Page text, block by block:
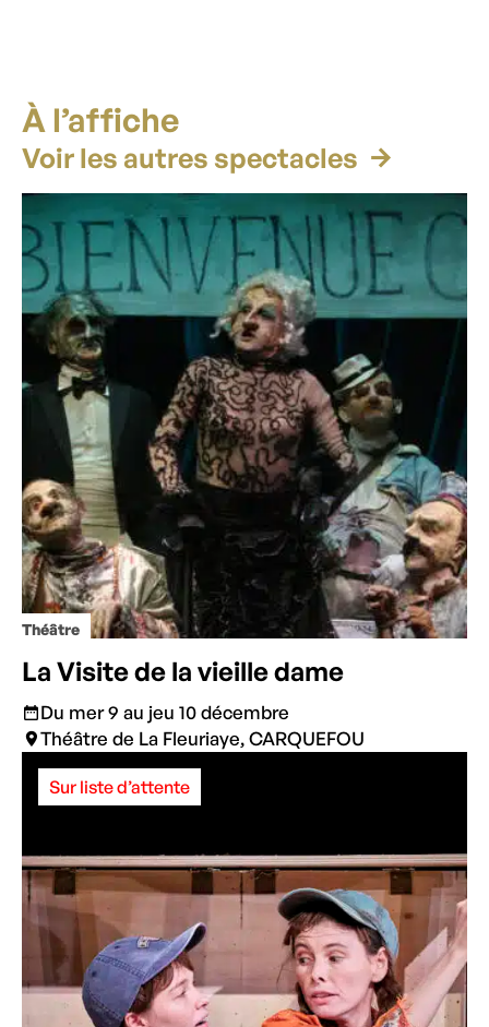
À l’affiche
Voir les autres spectacles
Théâtre
La Visite de la vieille dame
Du mer 9 au jeu 10 décembre
Théâtre de La Fleuriaye, CARQUEFOU
Sur liste d’attente